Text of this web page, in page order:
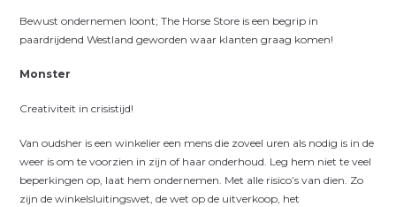
Bewust ondernemen loont; The Horse Store is een begrip in
paardrijdend Westland geworden waar klanten graag komen!
Monster
Creativiteit in crisistijd!
Van oudsher is een winkelier een mens die zoveel uren als nodig is in de
weer is om te voorzien in zijn of haar onderhoud. Leg hem niet te veel
beperkingen op, laat hem ondernemen. Met alle risico’s van dien. Zo
zijn de winkelsluitingswet, de wet op de uitverkoop, het